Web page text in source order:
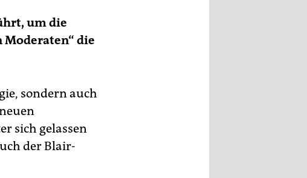
um die
Moderaten“ die
sondern auch
sich gelassen
der Blair-